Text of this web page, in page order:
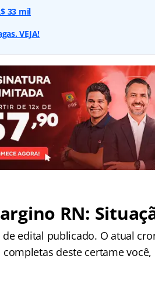
33 mil
VEJA!
RN:
edital publicado. O atual
deste certame